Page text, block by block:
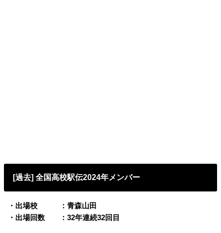
[過去] 全国高校駅伝2024年メンバー
・出場校 ：青森山田
・出場回数 ：32年連続32回目